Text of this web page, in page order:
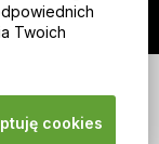
Twoich
cookies